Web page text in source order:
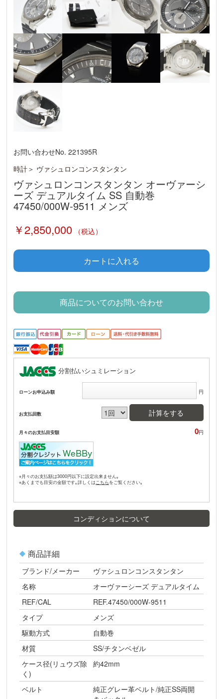
お問い合わせNo. 221395R
時計＞ ヴァシュロンコンスタンタン
ヴァシュロンコンスタンタン オーヴァーシ
ーズ デュアルタイム SS 自動巻
47450/000W-9511 メンズ
￥2,850,000 （税込）
カートに入れる
商品についてのお問い合わせ
分割払いシュミレーション
ローンお申込み額 円
お支払回数 計算をする
月々のお支払目安額 0円
※月々のお支払額は3000円以下に設定出来ません｡
※あくまでも目安の金額です｡詳しくは
をご覧ください｡
コンディションについて
商品詳細
ブランド/メーカー
ヴァシュロンコンスタンタン
名称
オーヴァーシーズ デュアルタイム
REF/CAL
REF.47450/000W-9511
タイプ
メンズ
駆動方式
自動巻
材質
SS/チタンベゼル
ケース径(リュウズ除
く)
約42mm
ベルト
純正グレー革ベルト/純正SS両開